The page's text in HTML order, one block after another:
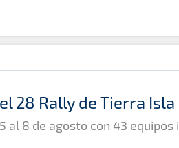
28 Rally de Tierra
al 8 de agosto con 43 equipos